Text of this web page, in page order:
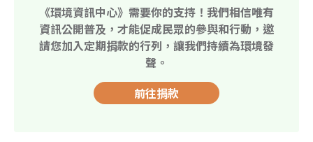
《環境資訊中心》需要你的支持！我們相信唯有
資訊公開普及，才能促成民眾的參與和行動，邀
請您加入定期捐款的行列，讓我們持續為環境發
聲。
前往捐款